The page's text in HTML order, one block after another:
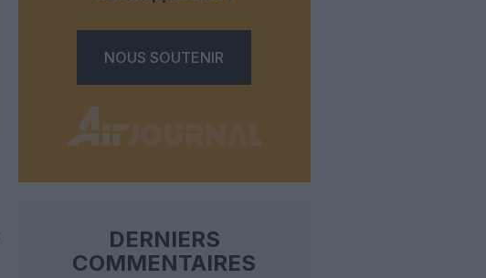
NOUS SOUTENIR
DERNIERS
COMMENTAIRES